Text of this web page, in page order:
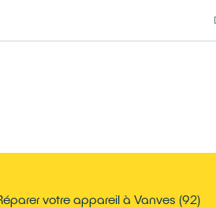
votre appareil à Vanves (92)